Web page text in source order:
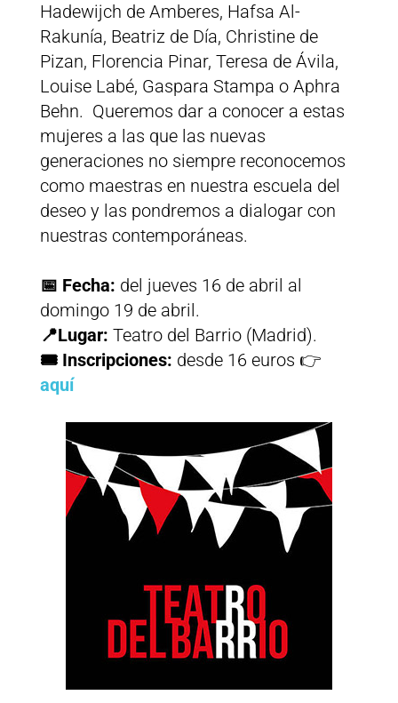
Hadewijch de Amberes, Hafsa Al-
Rakunía, Beatriz de Día, Christine de
Pizan, Florencia Pinar, Teresa de Ávila,
Louise Labé, Gaspara Stampa o Aphra
Behn. Queremos dar a conocer a estas
mujeres a las que las nuevas
generaciones no siempre reconocemos
como maestras en nuestra escuela del
deseo y las pondremos a dialogar con
nuestras contemporáneas.
📅 Fecha: del jueves 16 de abril al
domingo 19 de abril.
📍Lugar: Teatro del Barrio (Madrid).
🎟️ Inscripciones: desde 16 euros 👉
aquí